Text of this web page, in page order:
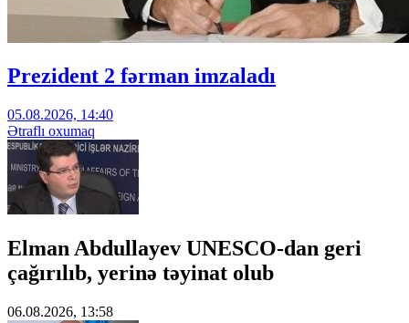
Prezident 2 fərman imzaladı
05.08.2026, 14:40
Ətraflı oxumaq
Elman Abdullayev UNESCO-dan geri
çağırılıb, yerinə təyinat olub
06.08.2026, 13:58